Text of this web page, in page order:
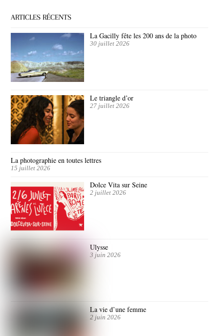
ARTICLES RÉCENTS
La Gacilly fête les 200 ans de la photo
30 juillet 2026
Le triangle d’or
27 juillet 2026
La photographie en toutes lettres
15 juillet 2026
Dolce Vita sur Seine
2 juillet 2026
Ulysse
3 juin 2026
La vie d’une femme
2 juin 2026